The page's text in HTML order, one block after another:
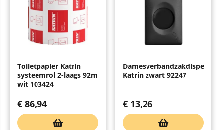
Toiletpapier Katrin
systeemrol 2-laags 92m
wit 103424
€ 86,94
Damesverbandzakdispenser
Katrin zwart 92247
€ 13,26